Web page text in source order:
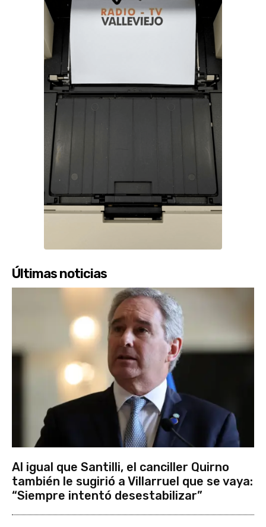
Últimas noticias
Al igual que Santilli, el canciller Quirno
también le sugirió a Villarruel que se vaya:
“Siempre intentó desestabilizar”